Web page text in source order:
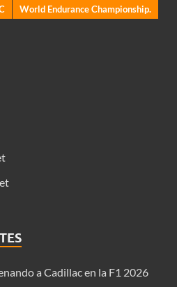
World Endurance Championship.
a Cadillac en la F1 2026